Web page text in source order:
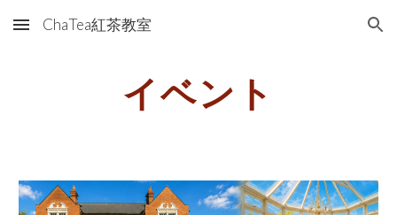
Skip to main content Skip to navigation
ChaTea紅茶教室
イベント